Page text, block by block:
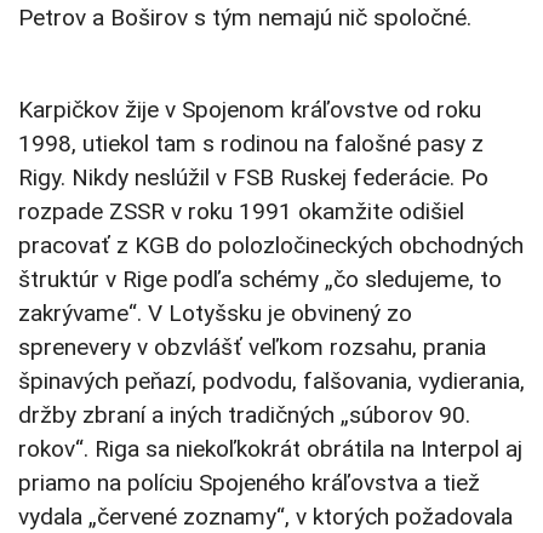
Petrov a Boširov s tým nemajú nič spoločné.
Karpičkov žije v Spojenom kráľovstve od roku
1998, utiekol tam s rodinou na falošné pasy z
Rigy. Nikdy neslúžil v FSB Ruskej federácie. Po
rozpade ZSSR v roku 1991 okamžite odišiel
pracovať z KGB do polozločineckých obchodných
štruktúr v Rige podľa schémy „čo sledujeme, to
zakrývame“. V Lotyšsku je obvinený zo
sprenevery v obzvlášť veľkom rozsahu, prania
špinavých peňazí, podvodu, falšovania, vydierania,
držby zbraní a iných tradičných „súborov 90.
rokov“. Riga sa niekoľkokrát obrátila na Interpol aj
priamo na políciu Spojeného kráľovstva a tiež
vydala „červené zoznamy“, v ktorých požadovala